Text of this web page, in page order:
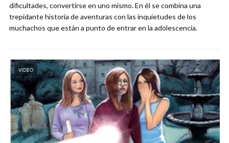
dificultades, convertirse en uno mismo. En él se combina una
trepidante historia de aventuras con las inquietudes de los
muchachos que están a punto de entrar en la adolescencia.
VIDEO